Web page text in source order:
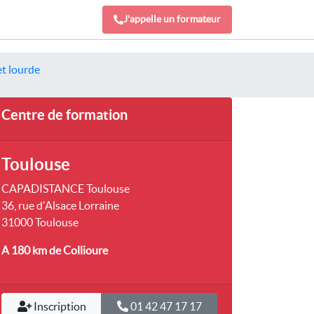
J'appelle un formateur
lourde
Centre de formation
Toulouse
CAPADISTANCE Toulouse
36, rue d'Alsace Lorraine
31000 Toulouse
A 180 kmde Collioure
Inscription 01 42 47 17 17